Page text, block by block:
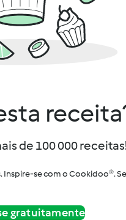
de 100 000
Inspire-se com o Cookidoo®.
gratuitamente